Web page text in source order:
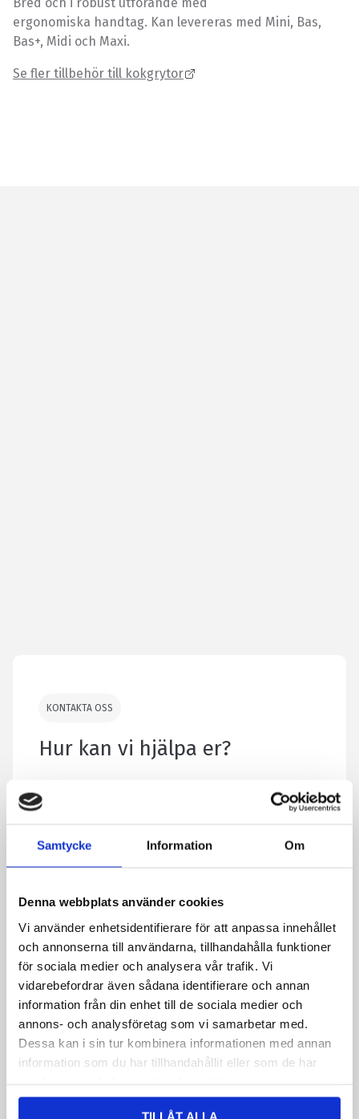
Samtycke Information Om
Denna webbplats använder cookies
Vi använder enhetsidentifierare för att anpassa innehållet
och annonserna till användarna, tillhandahålla funktioner
för sociala medier och analysera vår trafik. Vi
vidarebefordrar även sådana identifierare och annan
information från din enhet till de sociala medier och
annons- och analysföretag som vi samarbetar med.
Dessa kan i sin tur kombinera informationen med annan
information som du har tillhandahållit eller som de har
ergonomiska handtag. Kan levereras med Mini, Bas,
Bas+, Midi och Maxi.
Se fler tillbehör till kokgrytor
KONTAKTA OSS
Hur kan vi hjälpa er?
Detta fält används för valideringsändamål och
ska lämnas oförändrat.
Säljaren epost
Detta fält är dolt när formuläret visas
Offert avser: